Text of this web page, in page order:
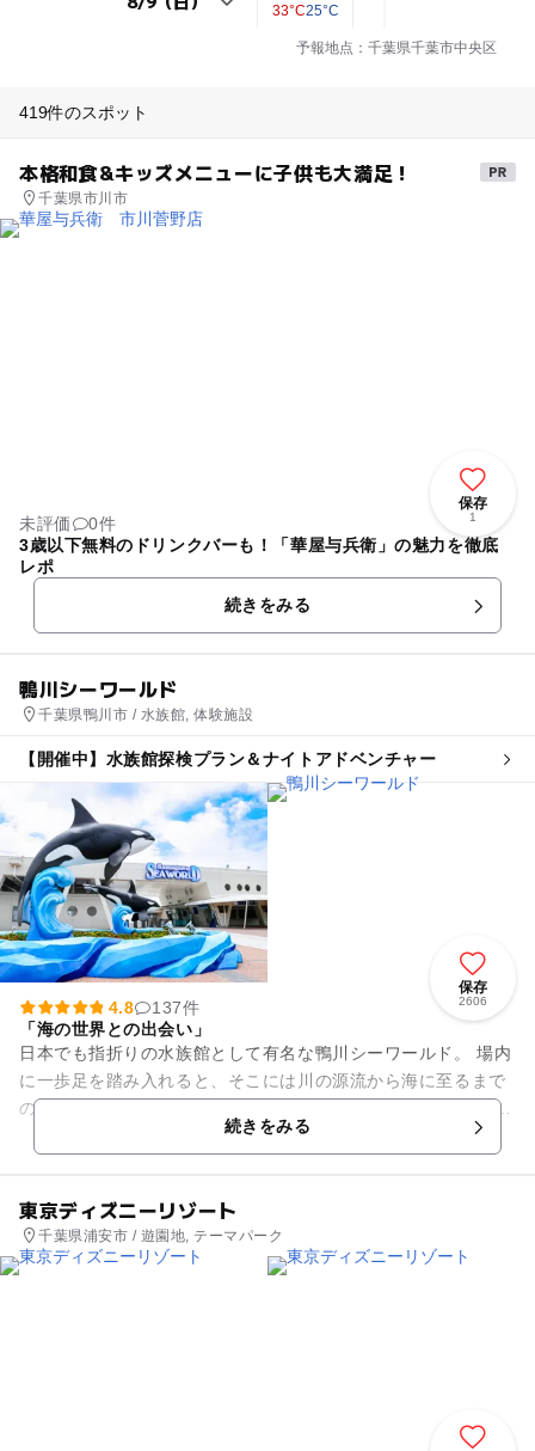
33°C25°C
予報地点：千葉県千葉市中央区
419件のスポット
本格和食&キッズメニューに子供も大満足！
千葉県市川市
保存
1
未評価
0件
3歳以下無料のドリンクバーも！「華屋与兵衛」の魅力を徹底
レポ
続きをみる
鴨川シーワールド
千葉県鴨川市 / 水族館, 体験施設
【開催中】水族館探検プラン＆ナイトアドベンチャー
保存
2606
4.8
137件
「海の世界との出会い」
日本でも指折りの水族館として有名な鴨川シーワールド。 場内
に一歩足を踏み入れると、そこには川の源流から海に至るまで
の環境を再現した水槽が。 雄大な太平洋を目の前に「海の世界
続きをみる
東京ディズニーリゾート
千葉県浦安市 / 遊園地, テーマパーク